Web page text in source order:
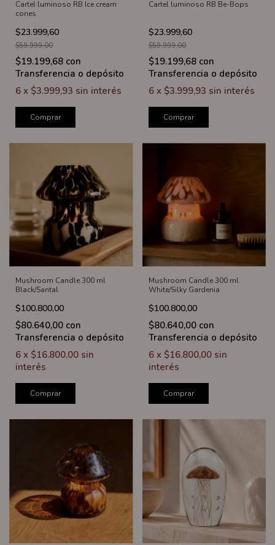
Cartel luminoso RB Ice cream
cones
$23.999,60
$59.999,00
$19.199,68 con
Transferencia o depósito
6 x $3.999,93 sin interés
Comprar
Cartel luminoso RB Be-Bops
$23.999,60
$59.999,00
$19.199,68 con
Transferencia o depósito
6 x $3.999,93 sin interés
Comprar
Mushroom Candle 300 ml
Black/Santal
$100.800,00
$80.640,00 con
Transferencia o depósito
6 x $16.800,00 sin
interés
Comprar
Mushroom Candle 300 ml
White/Silky Gardenia
$100.800,00
$80.640,00 con
Transferencia o depósito
6 x $16.800,00 sin
interés
Comprar